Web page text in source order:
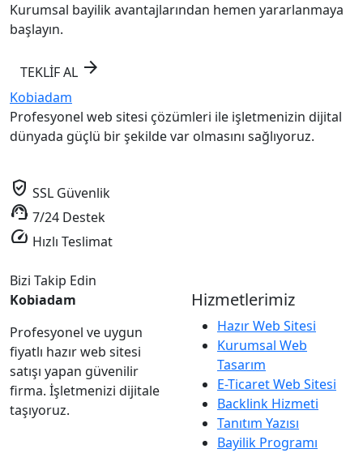
Kurumsal bayilik avantajlarından hemen yararlanmaya
başlayın.
TEKLİF AL arrow_forward
Kobiadam
Profesyonel web sitesi çözümleri ile işletmenizin dijital
dünyada güçlü bir şekilde var olmasını sağlıyoruz.
verified_user SSL Güvenlik
support_agent 7/24 Destek
speed Hızlı Teslimat
Bizi Takip Edin
Kobiadam
Profesyonel ve uygun
fiyatlı hazır web sitesi
satışı yapan güvenilir
firma. İşletmenizi dijitale
taşıyoruz.
Hizmetlerimiz
Hazır Web Sitesi
Kurumsal Web
Tasarım
E-Ticaret Web Sitesi
Backlink Hizmeti
Tanıtım Yazısı
Bayilik Programı